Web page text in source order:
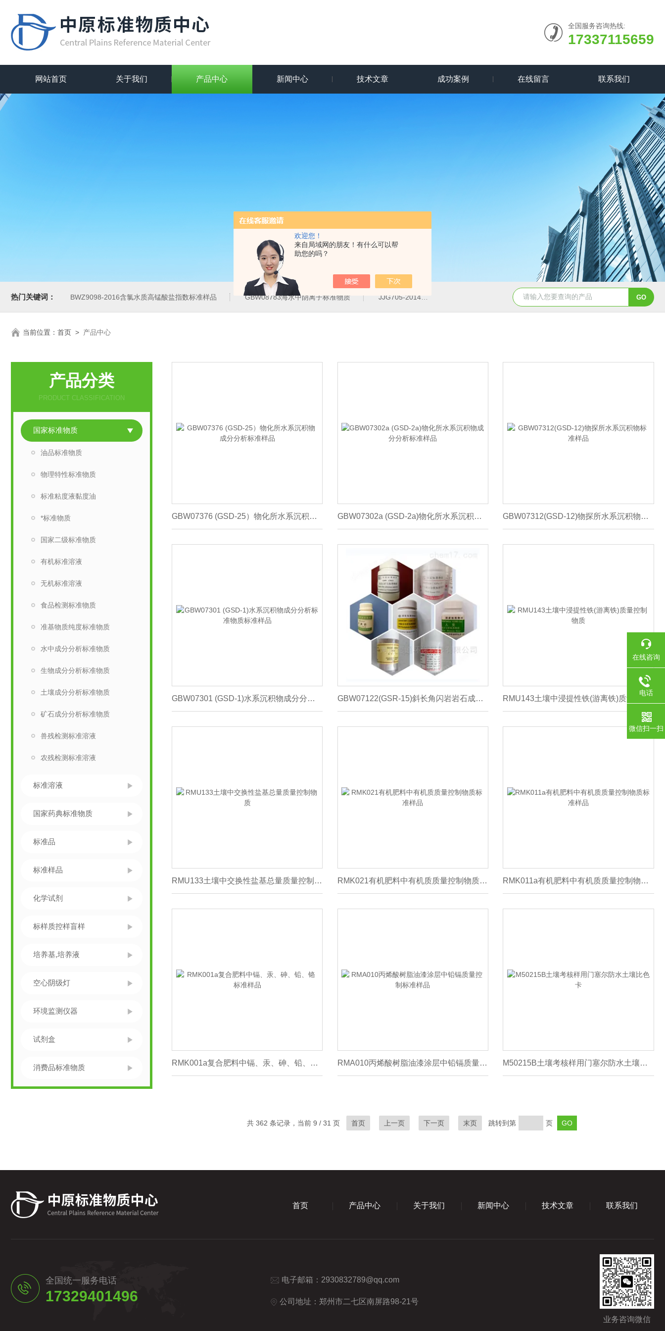
欢迎您！
来自局域网的朋友！有什么可以帮
助您的吗？
全国服务咨询热线:
17337115659
网站首页 关于我们 产品中心 新闻中心 技术文章 成功案例 在线留言 联系我们
热门关键词： BWZ9098-2016含氯水质高锰酸盐指数标准样品 GBW08783海水中阴离子标准物质 JJG705-2014液相色谱仪紫外检测线性范围标准溶液 QD11-41B磁铁精矿冶金标准样
当前位置： 首页 > 产品中心
产品分类
PRODUCT CLASSIFICATION
国家标准物质
油品标准物质
物理特性标准物质
标准粘度液黏度油
*标准物质
国家二级标准物质
有机标准溶液
无机标准溶液
食品检测标准物质
准基物质纯度标准物质
水中成分分析标准物质
生物成分分析标准物质
土壤成分分析标准物质
矿石成分分析标准物质
兽残检测标准溶液
农残检测标准溶液
标准溶液
国家药典标准物质
标准品
标准样品
化学试剂
标样质控样盲样
培养基,培养液
空心阴级灯
环境监测仪器
试剂盒
消费品标准物质
GBW07376 (GSD-25）物化所水系沉积物成分分析标准样品 GBW07302a (GSD-2a)物化所水系沉积物成分分析标准样品 GBW07312(GSD-12)物探所水系沉积物标准样品
GBW07301 (GSD-1)水系沉积物成分分析标准物质标准样品 GBW07122(GSR-15)斜长角闪岩岩石成分分析标准物质 RMU143土壤中浸提性铁(游离铁)质量控制物质
RMU133土壤中交换性盐基总量质量控制物质 RMK021有机肥料中有机质质量控制物质标准样品 RMK011a有机肥料中有机质质量控制物质标准样品
RMK001a复合肥料中镉、汞、砷、铅、铬标准样品 RMA010丙烯酸树脂油漆涂层中铅镉质量控制标准样品 M50215B土壤考核样用门塞尔防水土壤比色卡
共 362 条记录，当前 9 / 31 页 首页 上一页 下一页 末页 跳转到第 页
首页 产品中心 关于我们 新闻中心 技术文章 联系我们
全国统一服务电话
17329401496
电子邮箱： 2930832789@qq.com
公司地址：郑州市二七区南屏路98-21号
业务咨询微信
在线咨询
电话
微信扫一扫